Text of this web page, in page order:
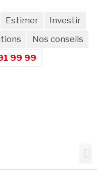
Estimer
Investir
Nos conseils
99 99